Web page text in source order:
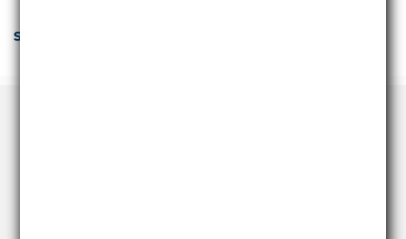
Specifiche Tecniche